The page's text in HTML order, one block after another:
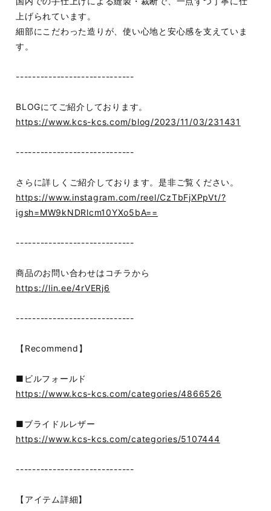
上げられています。
細部にこだわった造りが、使い心地と安心感を支えていま
す。
-----------------------------
BLOGにてご紹介しております。
https://www.kcs-kcs.com/blog/2023/11/03/231431
-----------------------------
さらに詳しくご紹介しております。是非ご覧ください。
https://www.instagram.com/reel/CzTbFjXPpVt/?
igsh=MW9kNDRlcm10YXo5bA==
-----------------------------
商品のお問い合わせはコチラから
https://lin.ee/4rVERj6
-----------------------------
【Recommend】
■ビルフォールド
https://www.kcs-kcs.com/categories/4866526
■ブライドルレザー
https://www.kcs-kcs.com/categories/5107444
-----------------------------
【アイテム詳細】